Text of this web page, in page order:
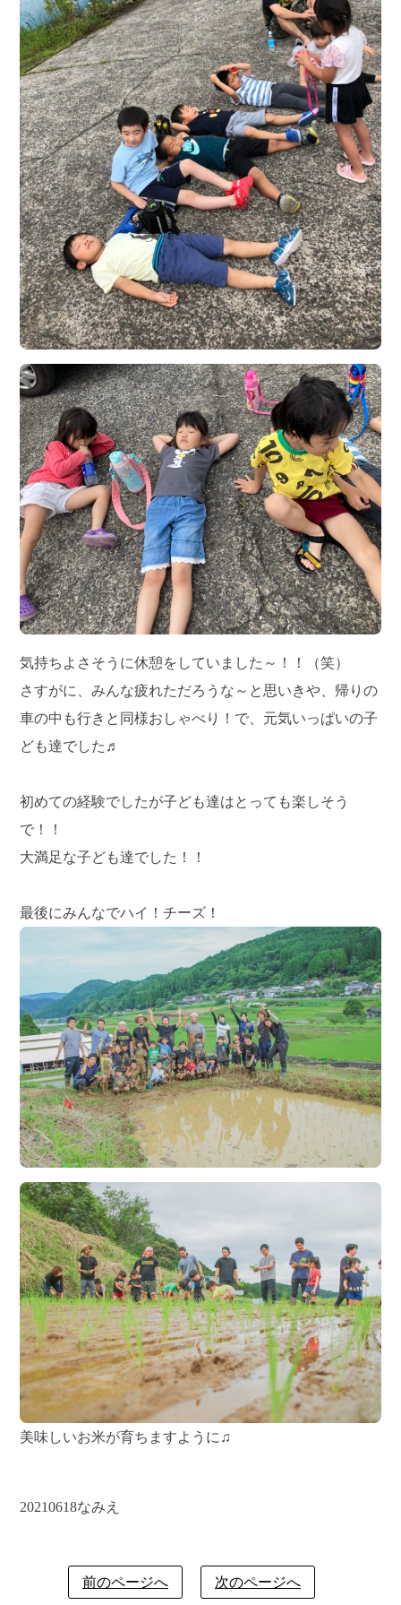
気持ちよさそうに休憩をしていました～！！（笑）
さすがに、みんな疲れただろうな～と思いきや、帰りの
車の中も行きと同様おしゃべり！で、元気いっぱいの子
ども達でした♬
初めての経験でしたが子ども達はとっても楽しそう
で！！
大満足な子ども達でした！！
最後にみんなでハイ！チーズ！
美味しいお米が育ちますように♫
20210618なみえ
前のページへ 次のページへ